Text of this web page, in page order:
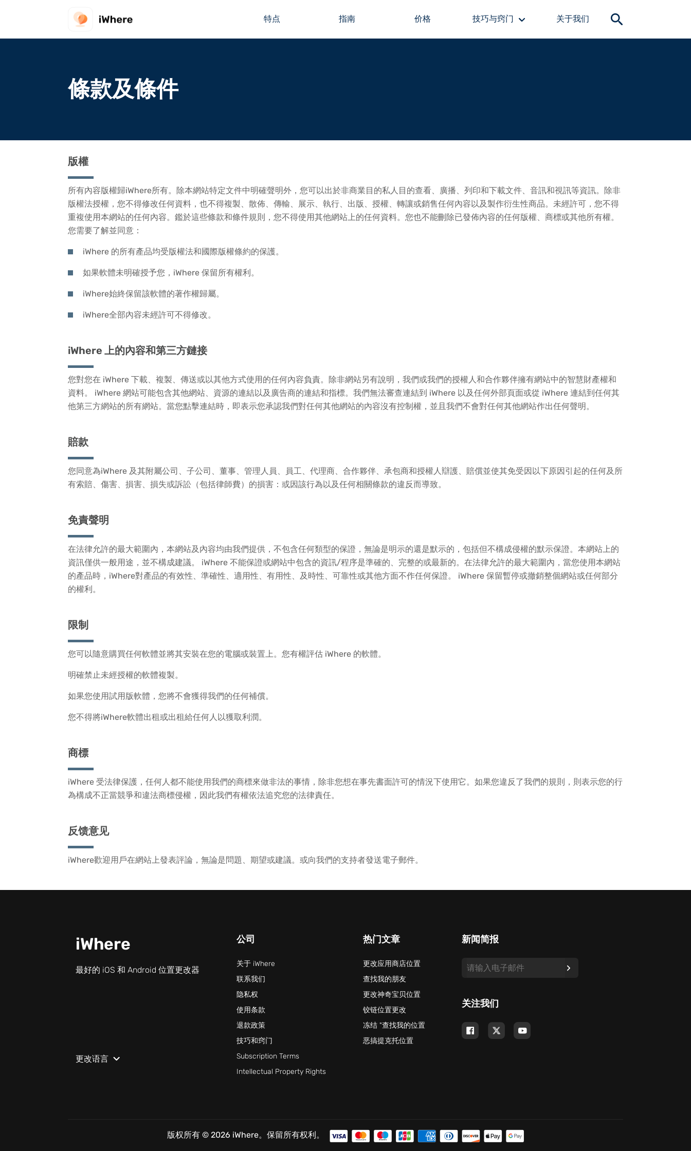
特点 指南 价格 技巧与窍门 关于我们
條款及條件
版權
所有內容版權歸iWhere所有。除本網站特定文件中明確聲明外，您可以出於非商業目的私人目的查看、廣播、列印和下載文件、音訊和視訊等資訊。除非
版權法授權，您不得修改任何資料，也不得複製、散佈、傳輸、展示、執行、出版、授權、轉讓或銷售任何內容以及製作衍生性商品。未經許可，您不得
重複使用本網站的任何內容。鑑於這些條款和條件規則，您不得使用其他網站上的任何資料。您也不能刪除已發佈內容的任何版權、商標或其他所有權。
您需要了解並同意：
iWhere 的所有產品均受版權法和國際版權條約的保護。
如果軟體未明確授予您，iWhere 保留所有權利。
iWhere始終保留該軟體的著作權歸屬。
iWhere全部內容未經許可不得修改。
iWhere 上的內容和第三方鏈接
您對您在 iWhere 下載、複製、傳送或以其他方式使用的任何內容負責。除非網站另有說明，我們或我們的授權人和合作夥伴擁有網站中的智慧財產權和
資料。 iWhere 網站可能包含其他網站、資源的連結以及廣告商的連結和指標。我們無法審查連結到 iWhere 以及任何外部頁面或從 iWhere 連結到任何其
他第三方網站的所有網站。當您點擊連結時，即表示您承認我們對任何其他網站的內容沒有控制權，並且我們不會對任何其他網站作出任何聲明。
賠款
您同意為iWhere 及其附屬公司、子公司、董事、管理人員、員工、代理商、合作夥伴、承包商和授權人辯護、賠償並使其免受因以下原因引起的任何及所
有索賠、傷害、損害、損失或訴訟（包括律師費）的損害：或因該行為以及任何相關條款的違反而導致。
免責聲明
在法律允許的最大範圍內，本網站及內容均由我們提供，不包含任何類型的保證，無論是明示的還是默示的，包括但不構成侵權的默示保證。本網站上的
資訊僅供一般用途，並不構成建議。 iWhere 不能保證或網站中包含的資訊/程序是準確的、完整的或最新的。在法律允許的最大範圍內，當您使用本網站
的產品時，iWhere對產品的有效性、準確性、適用性、有用性、及時性、可靠性或其他方面不作任何保證。 iWhere 保留暫停或撤銷整個網站或任何部分
的權利。
限制
您可以隨意購買任何軟體並將其安裝在您的電腦或裝置上。您有權評估 iWhere 的軟體。
明確禁止未經授權的軟體複製。
如果您使用試用版軟體，您將不會獲得我們的任何補償。
您不得將iWhere軟體出租或出租給任何人以獲取利潤。
商標
iWhere 受法律保護，任何人都不能使用我們的商標來做非法的事情，除非您想在事先書面許可的情況下使用它。如果您違反了我們的規則，則表示您的行
為構成不正當競爭和違法商標侵權，因此我們有權依法追究您的法律責任。
反馈意见
iWhere歡迎用戶在網站上發表評論，無論是問題、期望或建議。或向我們的支持者發送電子郵件。
iWhere
最好的 iOS 和 Android 位置更改器
更改语言
公司
关于 iWhere
联系我们
隐私权
使用条款
退款政策
技巧和窍门
Subscription Terms
Intellectual Property Rights
热门文章
更改应用商店位置
查找我的朋友
更改神奇宝贝位置
铰链位置更改
冻结 "查找我的位置
恶搞提克托位置
新闻简报
关注我们
版权所有 © 2026 iWhere。保留所有权利。